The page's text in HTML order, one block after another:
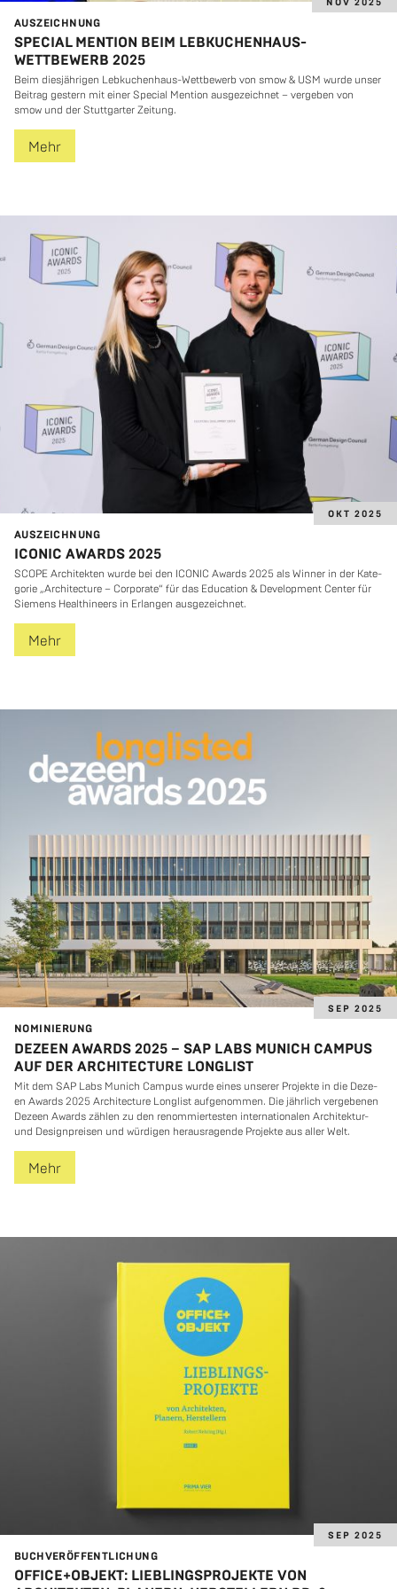
AUS­ZEICH­NUNG
SPECIAL MENTION BEIM LEBKUCHENHAUS-
WETTBEWERB 2025
Beim dies­jäh­ri­gen Leb­ku­chen­haus-Wett­be­werb von smow & USM wurde unser
Bei­trag ges­tern mit einer Spe­cial Men­ti­on aus­ge­zeich­net – ver­ge­ben von
smow und der Stutt­gar­ter Zei­tung.
Mehr
OKT 2025
AUS­ZEICH­NUNG
ICONIC AWARDS 2025
SCOPE Ar­chi­tek­ten wurde bei den ICO­NIC Awards 2025 als Win­ner in der Ka­te­
go­rie „Ar­chi­tec­tu­re – Cor­po­ra­te“ für das Edu­ca­ti­on & De­ve­lop­ment Cen­ter für
Sie­mens Healt­hineers in Er­lan­gen aus­ge­zeich­net.
Mehr
SEP 2025
NO­MI­NIE­RUNG
DEZEEN AWARDS 2025 – SAP LABS MUNICH CAMPUS
AUF DER ARCHITECTURE LONGLIST
Mit dem SAP Labs Mu­nich Cam­pus wurde eines un­se­rer Pro­jek­te in die De­ze­
en Awards 2025 Ar­chi­tec­tu­re Lon­glist auf­ge­nom­men. Die jähr­lich ver­ge­be­nen
De­ze­en Awards zäh­len zu den re­nom­mier­tes­ten in­ter­na­tio­na­len Ar­chi­tek­tur-
und De­sign­prei­sen und wür­di­gen her­aus­ra­gen­de Pro­jek­te aus aller Welt.
Mehr
SEP 2025
BUCH­VER­ÖF­FENT­LI­CHUNG
OFFICE+OBJEKT: LIEBLINGSPROJEKTE VON